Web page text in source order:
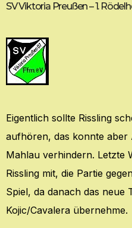
SV Viktoria Preußen – 1.
Eigentlich sollte Rissling
aufhören, das konnte aber
Mahlau verhindern. Letzte
Rissling mit, die Partie
Spiel, da danach das neue
Kojic/Cavalera übernehme.